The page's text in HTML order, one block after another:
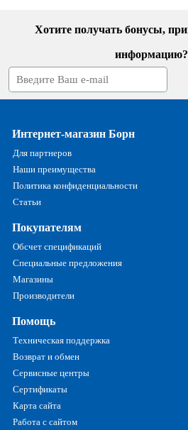
Хотите получать бонусы,
информацию?
Интернет-магазин Борн
Для партнеров
Наши преимущества
Политика конфиденциальности
Статьи
Покупателям
Обсчет спецификаций
Специальные предложения
Магазины
Производители
Помощь
Техническая поддержка
Возврат и обмен
Сервисные центры
Сертификаты
Карта сайта
Работа с сайтом